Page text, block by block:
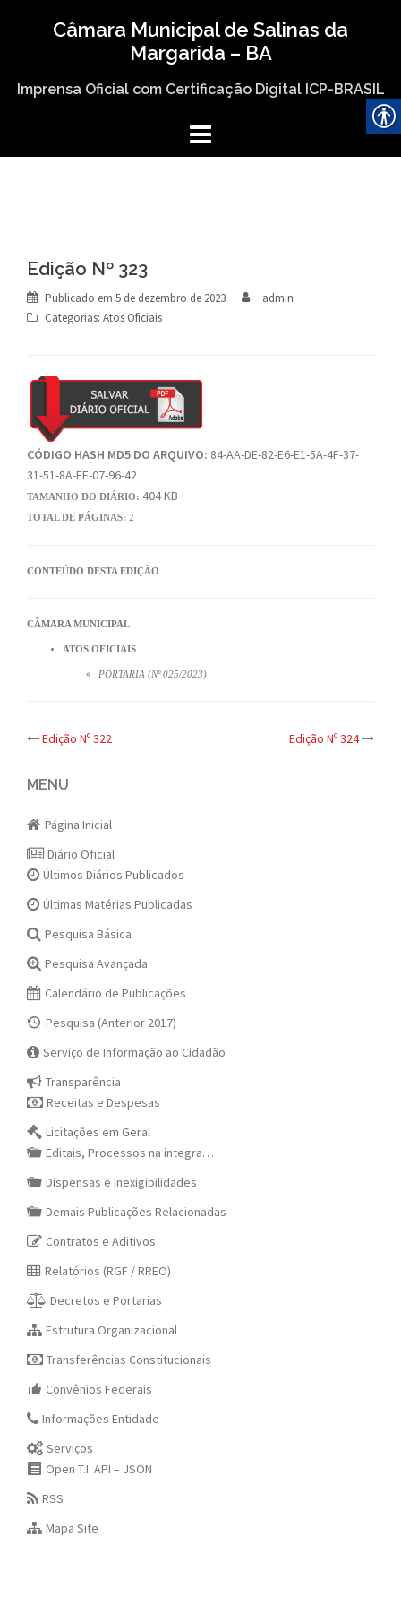
Câmara Municipal de Salinas da
Margarida – BA
Imprensa Oficial com Certificação Digital ICP-BRASIL
Edição Nº 323
Publicado em 5 de dezembro de 2023
admin
Categorias: Atos Oficiais
CÓDIGO HASH MD5 DO ARQUIVO: 84-AA-DE-82-E6-E1-5A-4F-37-
31-51-8A-FE-07-96-42
TAMANHO DO DIÁRIO: 404 KB
TOTAL DE PÁGINAS: 2
CONTEÚDO DESTA EDIÇÃO
CÂMARA MUNICIPAL
ATOS OFICIAIS
PORTARIA (Nº 025/2023)
Post
navigation
Edição Nº 322 Edição Nº 324
MENU
Página Inicial
Diário Oficial
Últimos Diários Publicados
Últimas Matérias Publicadas
Pesquisa Básica
Pesquisa Avançada
Calendário de Publicações
Pesquisa (Anterior 2017)
Serviço de Informação ao Cidadão
Transparência
Receitas e Despesas
Licitações em Geral
Editais, Processos na íntegra…
Dispensas e Inexigibilidades
Demais Publicações Relacionadas
Contratos e Aditivos
Relatórios (RGF / RREO)
Decretos e Portarias
Estrutura Organizacional
Transferências Constitucionais
Convênios Federais
Informações Entidade
Serviços
Open T.I. API – JSON
RSS
Mapa Site